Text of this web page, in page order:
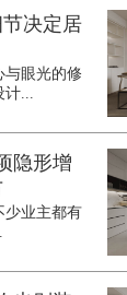
决定居
与眼光的修
计...
隐形增
少业主都有